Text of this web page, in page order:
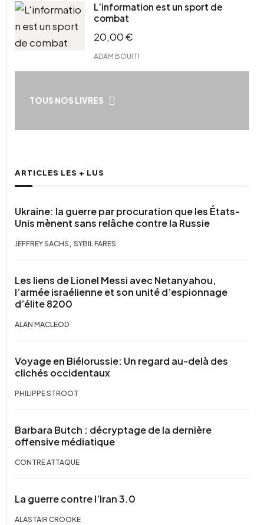
L’information est un sport de
combat
20,00€
ADAM BOUITI
TOUS NOS LIVRES
ARTICLES LES + LUS
Ukraine: la guerre par procuration que les États-
Unis mènent sans relâche contre la Russie
JEFFREY SACHS , SYBIL FARES
Les liens de Lionel Messi avec Netanyahou,
l’armée israélienne et son unité d’espionnage
d’élite 8200
ALAN MACLEOD
Voyage en Biélorussie: Un regard au-delà des
clichés occidentaux
PHILIPPE STROOT
Barbara Butch : décryptage de la dernière
offensive médiatique
CONTRE ATTAQUE
La guerre contre l’Iran 3.0
ALASTAIR CROOKE